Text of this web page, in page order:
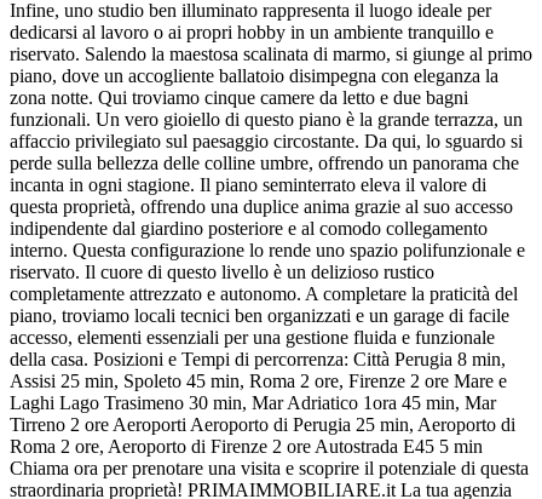
Infine, uno studio ben illuminato rappresenta il luogo ideale per
dedicarsi al lavoro o ai propri hobby in un ambiente tranquillo e
riservato. Salendo la maestosa scalinata di marmo, si giunge al primo
piano, dove un accogliente ballatoio disimpegna con eleganza la
zona notte. Qui troviamo cinque camere da letto e due bagni
funzionali. Un vero gioiello di questo piano è la grande terrazza, un
affaccio privilegiato sul paesaggio circostante. Da qui, lo sguardo si
perde sulla bellezza delle colline umbre, offrendo un panorama che
incanta in ogni stagione. Il piano seminterrato eleva il valore di
questa proprietà, offrendo una duplice anima grazie al suo accesso
indipendente dal giardino posteriore e al comodo collegamento
interno. Questa configurazione lo rende uno spazio polifunzionale e
riservato. Il cuore di questo livello è un delizioso rustico
completamente attrezzato e autonomo. A completare la praticità del
piano, troviamo locali tecnici ben organizzati e un garage di facile
accesso, elementi essenziali per una gestione fluida e funzionale
della casa. Posizioni e Tempi di percorrenza: Città Perugia 8 min,
Assisi 25 min, Spoleto 45 min, Roma 2 ore, Firenze 2 ore Mare e
Laghi Lago Trasimeno 30 min, Mar Adriatico 1ora 45 min, Mar
Tirreno 2 ore Aeroporti Aeroporto di Perugia 25 min, Aeroporto di
Roma 2 ore, Aeroporto di Firenze 2 ore Autostrada E45 5 min
Chiama ora per prenotare una visita e scoprire il potenziale di questa
straordinaria proprietà! PRIMAIMMOBILIARE.it La tua agenzia